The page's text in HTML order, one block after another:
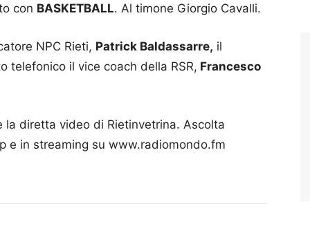
con BASKETBALL. Al timone Giorgio Cavalli.
NPC Rieti, Patrick Baldassarre, il
telefonico il vice coach della RSR, Francesco
diretta video di Rietinvetrina. Ascolta
e in streaming su www.radiomondo.fm